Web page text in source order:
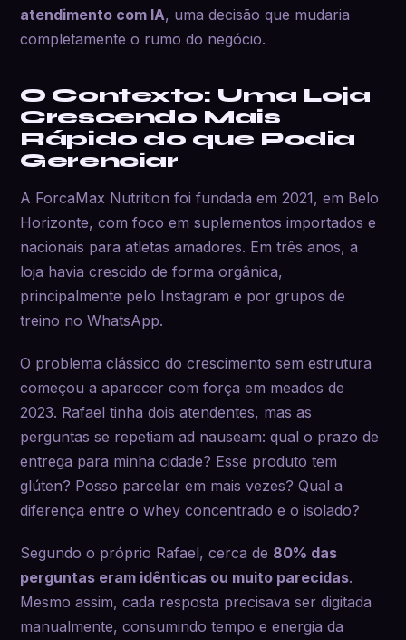
atendimento com IA, uma decisão que mudaria
completamente o rumo do negócio.
O Contexto: Uma Loja
Crescendo Mais
Rápido do que Podia
Gerenciar
A ForcaMax Nutrition foi fundada em 2021, em Belo
Horizonte, com foco em suplementos importados e
nacionais para atletas amadores. Em três anos, a
loja havia crescido de forma orgânica,
principalmente pelo Instagram e por grupos de
treino no WhatsApp.
O problema clássico do crescimento sem estrutura
começou a aparecer com força em meados de
2023. Rafael tinha dois atendentes, mas as
perguntas se repetiam ad nauseam: qual o prazo de
entrega para minha cidade? Esse produto tem
glúten? Posso parcelar em mais vezes? Qual a
diferença entre o whey concentrado e o isolado?
Segundo o próprio Rafael, cerca de 80% das
perguntas eram idênticas ou muito parecidas.
Mesmo assim, cada resposta precisava ser digitada
manualmente, consumindo tempo e energia da